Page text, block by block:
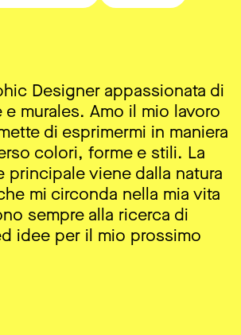
Designer appassionata di
murales. Amo il mio lavoro
di esprimermi in maniera
colori, forme e stili. La
principale viene dalla natura
mi circonda nella mia vita
sempre alla ricerca di
idee per il mio prossimo